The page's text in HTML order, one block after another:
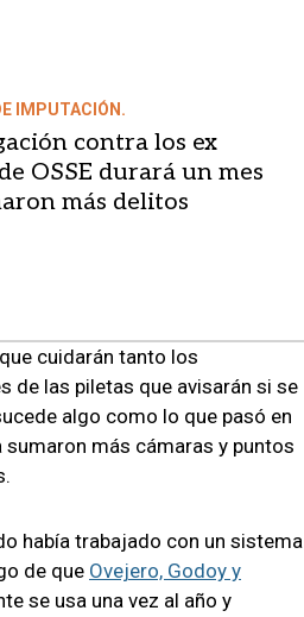
IMPUTACIÓN.
contra los ex
OSSE durará un mes
más delitos
cuidarán tanto los
de las piletas que avisarán si se
algo como lo que pasó en
sumaron más cámaras y puntos
había trabajado con un sistema
de que Ovejero, Godoy y
se usa una vez al año y